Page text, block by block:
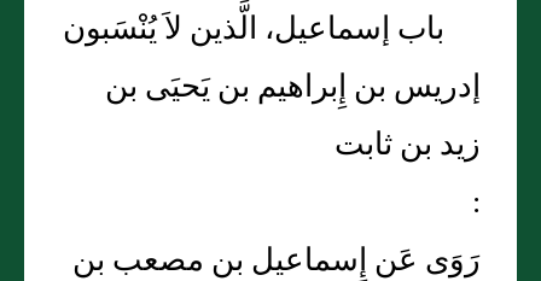
باب إسماعيل، الَّذين لاَ يُنْسَبون
إدريس بن إِبراهيم بن يَحيَى بن
زيد بن ثابت
:
رَوَى عَن إِسماعيل بن مصعب بن